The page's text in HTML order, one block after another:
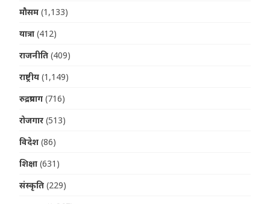
मौसम (1,133)
यात्रा (412)
राजनीति (409)
राष्ट्रीय (1,149)
रुद्रप्रयाग (716)
रोजगार (513)
विदेश (86)
शिक्षा (631)
संस्कृति (229)